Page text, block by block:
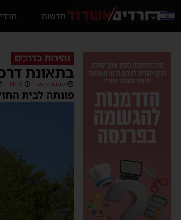
חדשות
זהירות בדרכים
בתאונת דרכים
מנחם דויטש 16:10
פונתה לבית